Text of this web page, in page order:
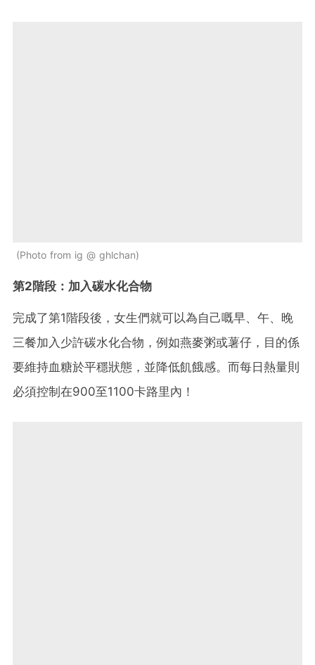
Photo from ig @ ghlchan
第2階段：加入碳水化合物
完成了第1階段後，女生們就可以為自己嘅早、午、晚
三餐加入少許碳水化合物，例如燕麥粥或薯仔，目的係
要維持血糖於平穩狀態，並降低飢餓感。而每日熱量則
必須控制在900至1100卡路里內！